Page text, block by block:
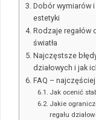
Dobór wymiarów
estetyki
Rodzaje regałów
światła
Najczęstsze
działowych i jak
FAQ –
Jak ocenić
Jakie
regału